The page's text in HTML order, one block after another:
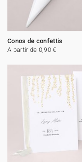
Conos de confettis
A partir de 0,90 €